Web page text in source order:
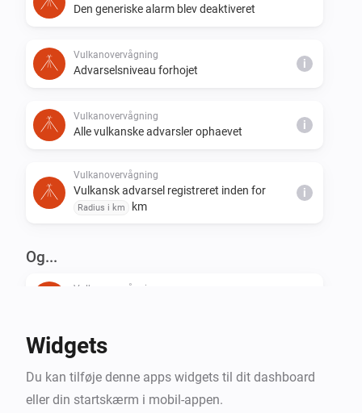
Den generiske alarm blev deaktiveret
Vulkanovervågning
Advarselsniveau forhojet i
Vulkanovervågning
Alle vulkanske advarsler ophaevet i
Vulkanovervågning
Vulkansk advarsel registreret inden for
Radius i km km
i
Og...
Vulkanovervågning
Vulkanovervågning
Widgets
Du kan tilføje denne apps widgets til dit dashboard
eller din startskærm i mobil-appen.